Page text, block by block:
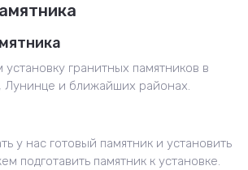
гранитных памятников в
Лунинце и ближайших районах.
у нас готовый памятник и установить
подготавить памятник к установке.